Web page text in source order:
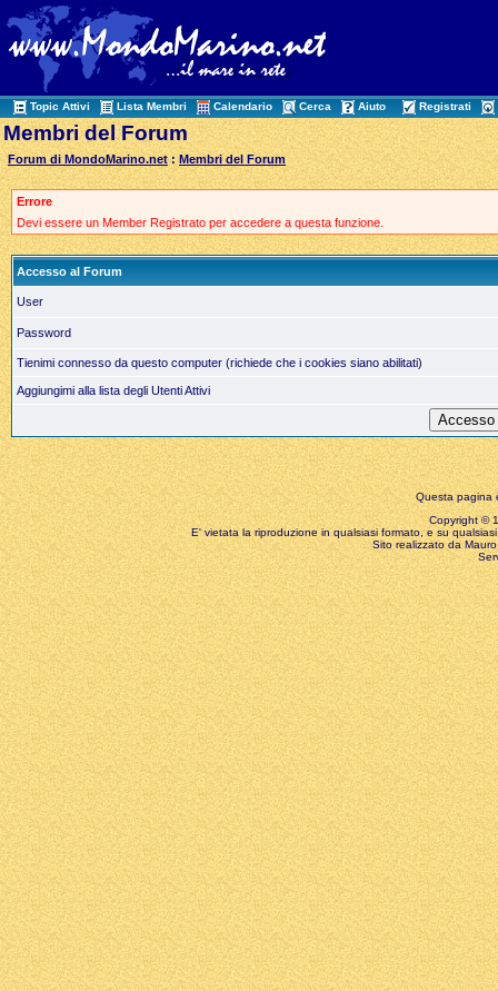
Topic Attivi Lista Membri Calendario Cerca Aiuto Registrati
Membri del Forum
Forum di MondoMarino.net :Membri del Forum
Errore
Devi essere un Member Registrato per accedere a questa funzione.
Accesso al Forum
User
Password
Tienimi connesso da questo computer (richiede che i cookies siano abilitati)
Aggiungimi alla lista degli Utenti Attivi
Questa pagina
Copyright ©
E' vietata la riproduzione in qualsiasi formato, e su
Sito realizzato da